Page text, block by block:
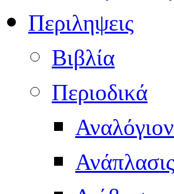
Περιληψεις
Βιβλία
Περιοδικά
Αναλόγιον
Ανάπλασις